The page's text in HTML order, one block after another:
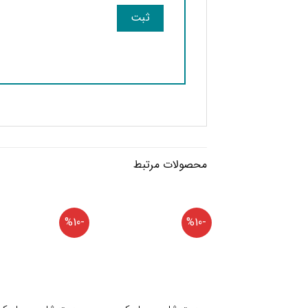
محصولات مرتبط
-%10
-%10